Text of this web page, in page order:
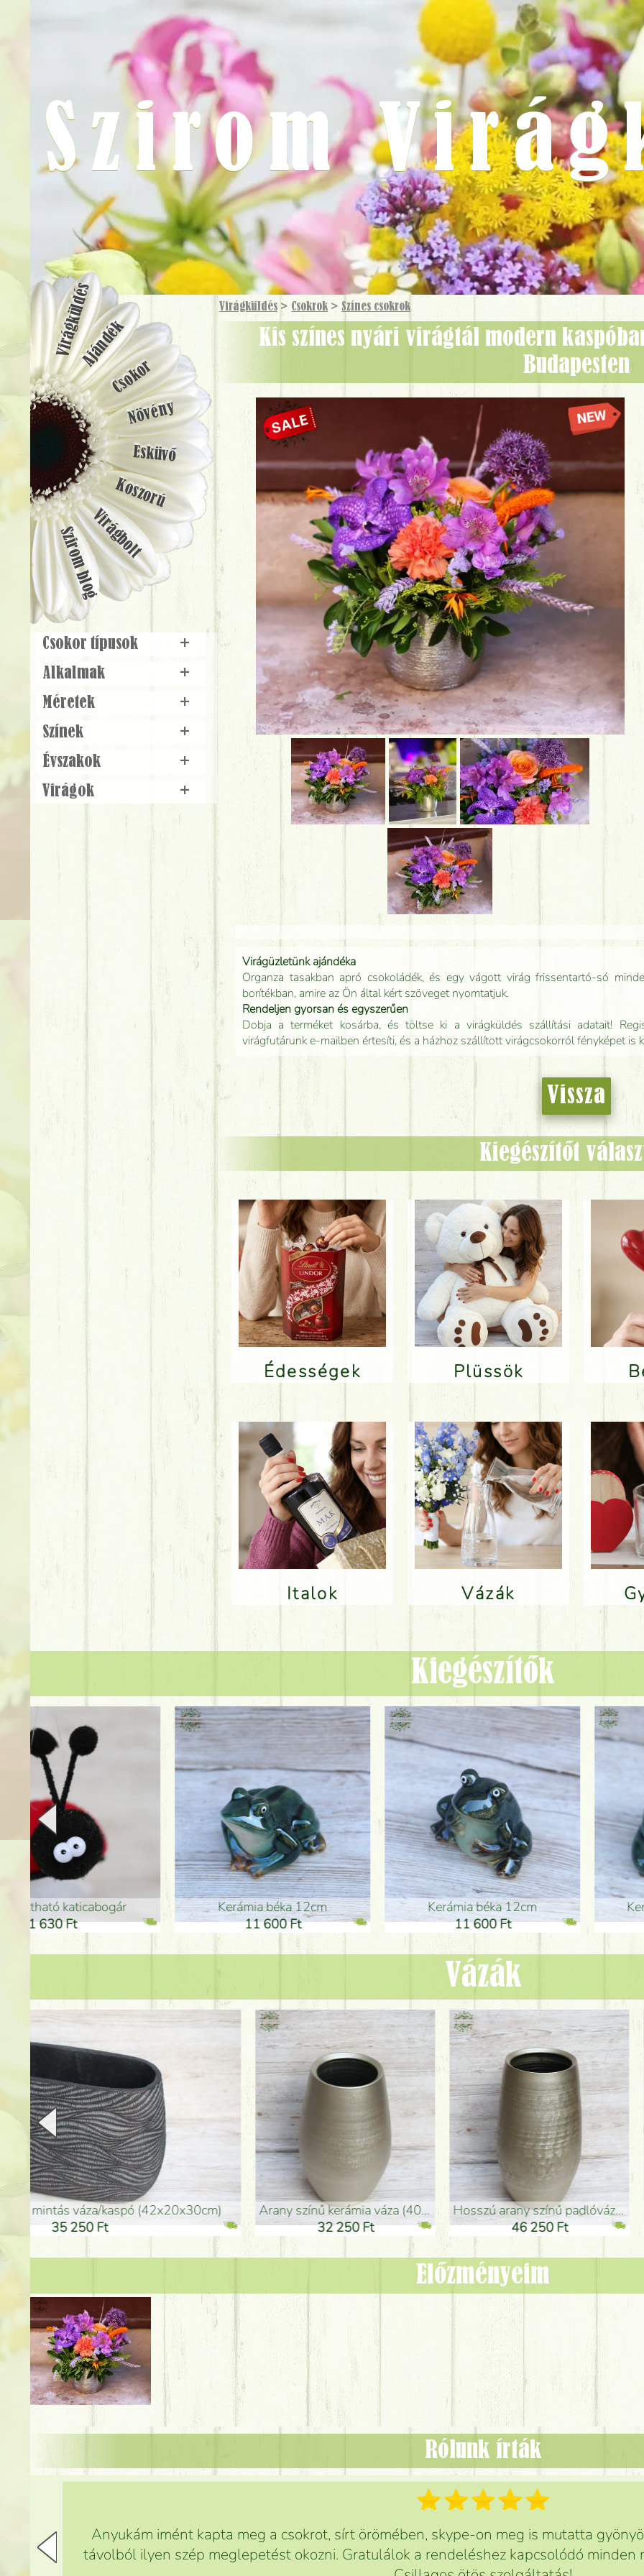
Virágküldés > Csokrok >Színes csokrok
Kis színes nyári virágtál modern kaspóban orchideával - Virágküldés
Budapesten
Virágüzletünk ajándéka
Organza tasakban apró csokoládék, és egy vágott virág frissentartó-só
borítékban, amire az Ön által kért szöveget nyomtatjuk.
Rendeljen gyorsan és egyszerűen
Dobja a terméket kosárba, és töltse ki a virágküldés szállítási adatait!
virágfutárunk e-mailben értesíti, és a házhoz szállított virágcsokorról fényképet is
Vissza
Kiegészítőt
Édességek Plüssök
Italok Vázák
Szirom
VirágküldésAjándék
Csokor
Növény
Esküvő
Koszorú
Virágbolt
Szirom blog
Csokor típusok
+
Alkalmak
+
Méretek
+
Színek
+
Évszakok
+
Virágok
+
Kiegészítők
Kerámia béka 12cm
11 600 Ft
Kerámia béka 12cm
11 600 Ft
Kerámia béka 12cm
11 600 Ft
Vázák
arany színű kerámia váza (40x26cm)
32 250 Ft
hosszú arany színű padlóváza (50x29cm)
46 250 Ft
fekete design váza (15x20cm)
11 250 Ft
Előzményeim
Rólunk írták
Anyukám imént kapta meg a csokrot, sírt örömében, skype-on meg is mutatta
távolból ilyen szép meglepetést okozni. Gratulálok a rendeléshez kapcsolódó minden